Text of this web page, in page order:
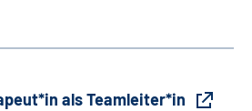
als Teamleiter*in